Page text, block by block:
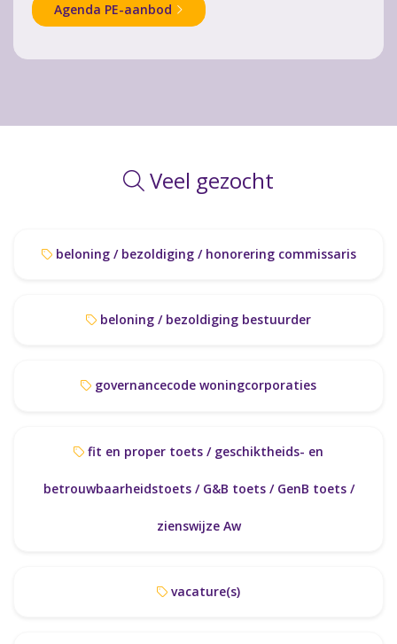
Agenda PE-aanbod
Veel gezocht
beloning / bezoldiging / honorering commissaris
beloning / bezoldiging bestuurder
governancecode woningcorporaties
betrouwbaarheidstoets / G&B toets / GenB toets /
zienswijze Aw
vacature(s)